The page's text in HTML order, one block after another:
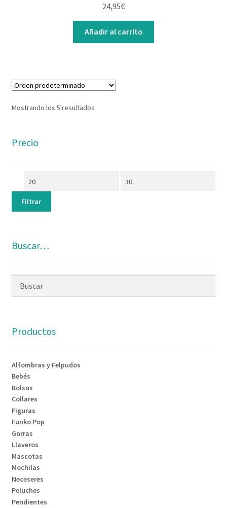
24,95€
Añadir al carrito
Mostrando los 5 resultados
Precio
Filtrar
Buscar…
Productos
Alfombras y Felpudos
Bebés
Bolsos
Collares
Figuras
Funko Pop
Gorras
Llaveros
Mascotas
Mochilas
Neceseres
Peluches
Pendientes